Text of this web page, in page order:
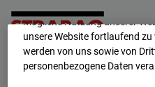
Home E-Mail
mögliche Nutzung unserer
unsere Website fortlaufend
werden von uns sowie von
personenbezogene Daten